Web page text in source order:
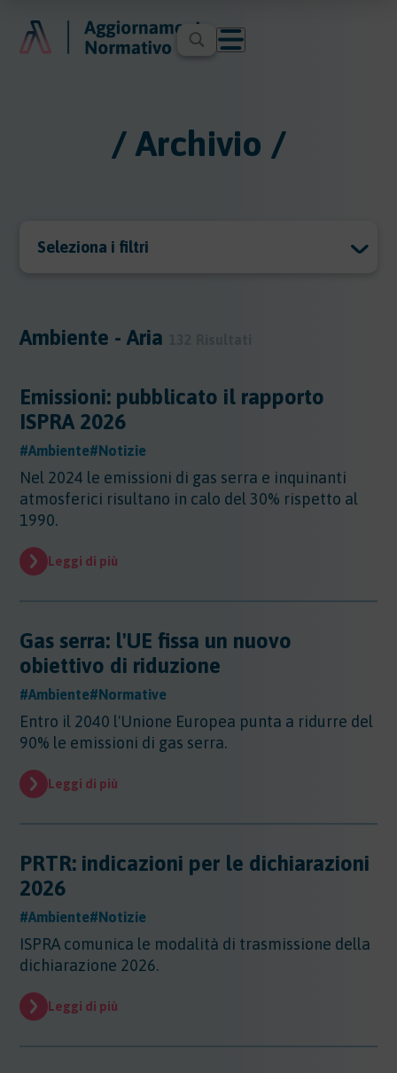
/ Archivio /
Seleziona i filtri
Altri Settori
Altri Settori
Altri Settori - Beni culturali
Altri Settori - Formazione
Altri Settori - Giurisprudenza
Altri Settori - Salute
Ambiente
Ambiente - Acque
Ambiente - Suolo
Ambiente - Rifiuti/SISTRI/RAEE
Ambiente - Inquinamento Elettromagnetico
Ambiente - Inquinamento Acustico
AUA
Ambiente - Rifiuti/RENTRI
Approfondimenti
Certificazioni
Certificazioni - Ecolabel/LCA
Certificazioni - Qualità
Certificazioni - Sicurezza
Certificazioni - CSR
Contributi
Documenti
Documenti
Edilizia
Edilizia
Energia
Energia
Normative
Notizie
Notizie
Regioni
Regioni
Regioni - Basilicata
Ambiente - Aria
Emissioni: pubblicato il rapporto
ISPRA 2026
#Ambiente#Notizie
Nel 2024 le emissioni di gas serra e inquinanti
atmosferici risultano in calo del 30% rispetto al
1990.
Leggi di più
Gas serra: l'UE fissa un nuovo
obiettivo di riduzione
#Ambiente#Normative
Entro il 2040 l'Unione Europea punta a ridurre del
90% le emissioni di gas serra.
Leggi di più
PRTR: indicazioni per le dichiarazioni
2026
#Ambiente#Notizie
ISPRA comunica le modalità di trasmissione della
dichiarazione 2026.
Leggi di più